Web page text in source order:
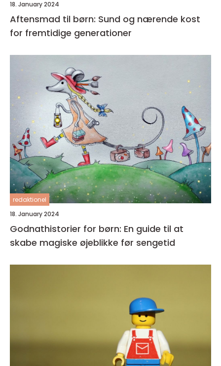
18. January 2024
Aftensmad til børn: Sund og nærende kost
for fremtidige generationer
redaktionel
18. January 2024
Godnathistorier for børn: En guide til at
skabe magiske øjeblikke før sengetid